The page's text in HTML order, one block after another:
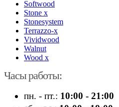
Softwood
Stone x
Stonesystem
Terrazzo-x
Vividwood
Walnut
Wood x
Часы работы:
пн. - пт.: 10:00 - 21:00